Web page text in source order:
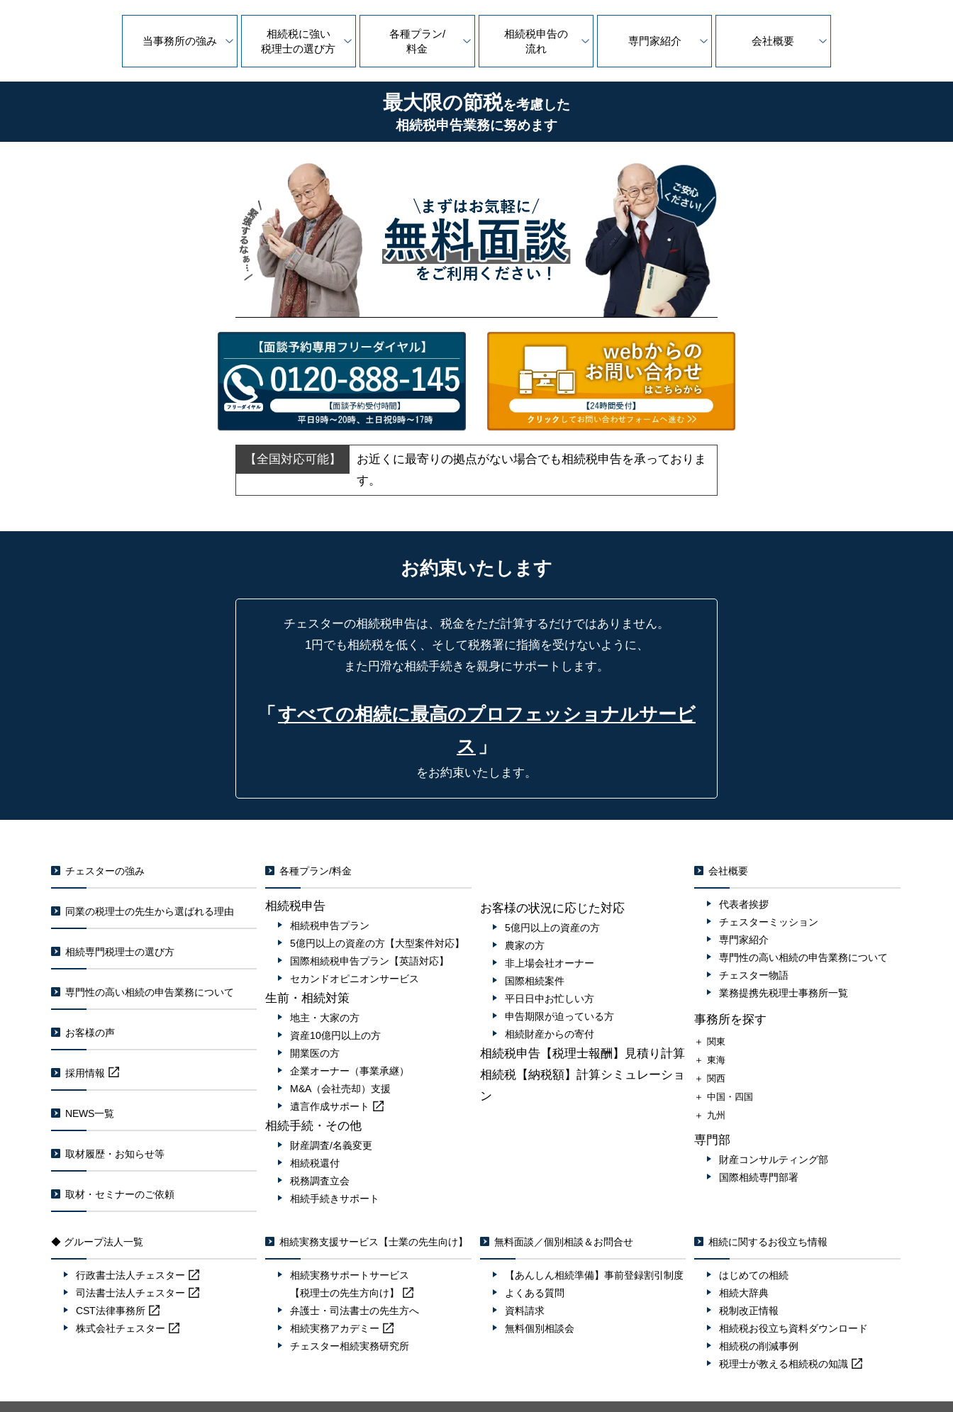
当事務所の強み
相続税に強い
税理士の選び方
各種プラン/
料金
相続税申告の
流れ
専門家紹介 会社概要
最大限の節税を考慮した
相続税申告業務に努めます
お近くに最寄りの拠点がない場合でも相続税申告を承っておりま
す。
お約束いたします
チェスターの相続税申告は、税金をただ計算するだけではありません。
1円でも相続税を低く、そして税務署に指摘を受けないように、
また円滑な相続手続きを親身にサポートします。
「 すべての相続に最高のプロフェッショナルサービ
ス 」
をお約束いたします。
チェスターの強み
同業の税理士の先生から選ばれる理由
相続専門税理士の選び方
専門性の高い相続の申告業務について
お客様の声
採用情報
NEWS一覧
取材履歴・お知らせ等
取材・セミナーのご依頼
各種プラン/料金
相続税申告
相続税申告プラン
5億円以上の資産の方【大型案件対応】
国際相続税申告プラン【英語対応】
セカンドオピニオンサービス
生前・相続対策
地主・大家の方
資産10億円以上の方
開業医の方
企業オーナー（事業承継）
M&A（会社売却）支援
遺言作成サポート
相続手続・その他
財産調査/名義変更
相続税還付
税務調査立会
相続手続きサポート
お客様の状況に応じた対応
5億円以上の資産の方
農家の方
非上場会社オーナー
国際相続案件
平日日中お忙しい方
申告期限が迫っている方
相続財産からの寄付
相続税申告【税理士報酬】見積り計算
相続税【納税額】計算シミュレーショ
ン
会社概要
代表者挨拶
チェスターミッション
専門家紹介
専門性の高い相続の申告業務について
チェスター物語
業務提携先税理士事務所一覧
事務所を探す
＋ 関東
＋ 東海
＋ 関西
＋ 中国・四国
＋ 九州
専門部
財産コンサルティング部
国際相続専門部署
◆ グループ法人一覧
行政書士法人チェスター
司法書士法人チェスター
CST法律事務所
株式会社チェスター
相続実務支援サービス【士業の先生向け】
相続実務サポートサービス
【税理士の先生方向け】
弁護士・司法書士の先生方へ
相続実務アカデミー
チェスター相続実務研究所
無料面談／個別相談＆お問合せ
【あんしん相続準備】事前登録割引制度
よくある質問
資料請求
無料個別相談会
相続に関するお役立ち情報
はじめての相続
相続大辞典
税制改正情報
相続税お役立ち資料ダウンロード
相続税の削減事例
税理士が教える相続税の知識